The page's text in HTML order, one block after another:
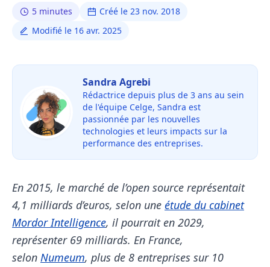
5 minutes
Créé le 23 nov. 2018
Modifié le 16 avr. 2025
Sandra Agrebi
Rédactrice depuis plus de 3 ans au sein
de l'équipe Celge, Sandra est
passionnée par les nouvelles
technologies et leurs impacts sur la
performance des entreprises.
En 2015, le marché de l’open source représentait
4,1 milliards d’euros, selon une étude du cabinet
Mordor Intelligence, il pourrait en 2029,
représenter 69 milliards. En France,
selon Numeum, plus de 8 entreprises sur 10